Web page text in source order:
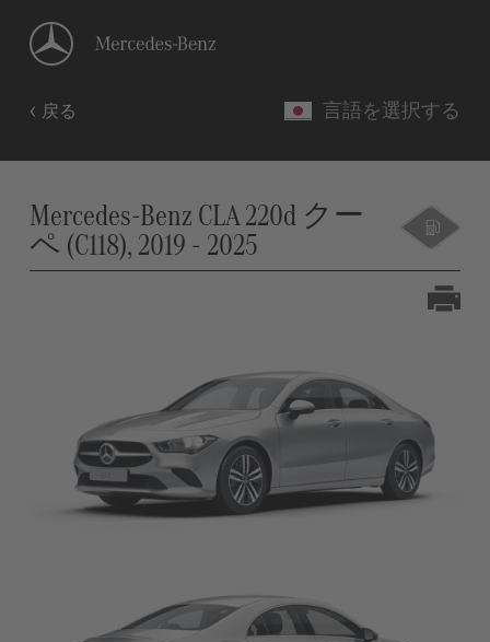
戻る 言語を選択する
Mercedes-Benz CLA 220d クー
ペ (C118), 2019 - 2025